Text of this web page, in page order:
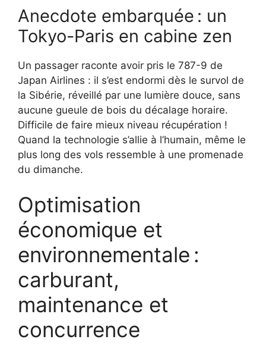
Anecdote embarquée : un
Tokyo-Paris en cabine zen
Un passager raconte avoir pris le 787-9 de
Japan Airlines : il s’est endormi dès le survol de
la Sibérie, réveillé par une lumière douce, sans
aucune gueule de bois du décalage horaire.
Difficile de faire mieux niveau récupération !
Quand la technologie s’allie à l’humain, même le
plus long des vols ressemble à une promenade
du dimanche.
Optimisation
économique et
environnementale :
carburant,
maintenance et
concurrence